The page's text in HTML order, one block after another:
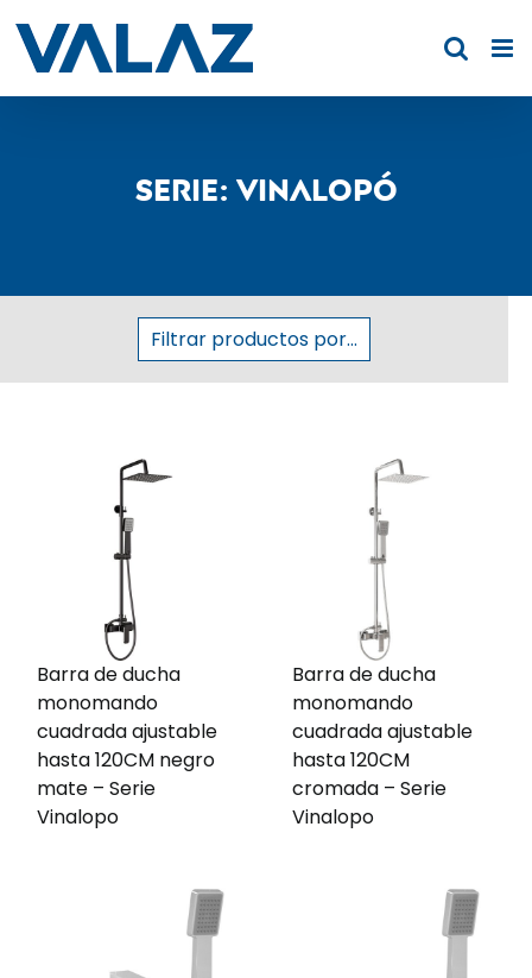
contenido
Serie: Vinalopó
Filtrar productos por...
Barra de ducha
monomando
cuadrada ajustable
hasta 120CM negro
mate – Serie
Vinalopo
Barra de ducha
monomando
cuadrada ajustable
hasta 120CM
cromada – Serie
Vinalopo